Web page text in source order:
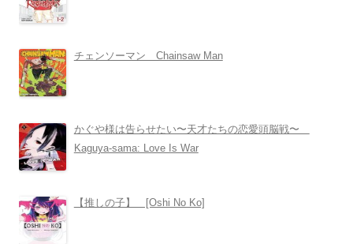
チェンソーマン Chainsaw Man
かぐや様は告らせたい〜天才たちの恋愛頭脳戦〜
Kaguya-sama: Love Is War
【推しの子】 [Oshi No Ko]